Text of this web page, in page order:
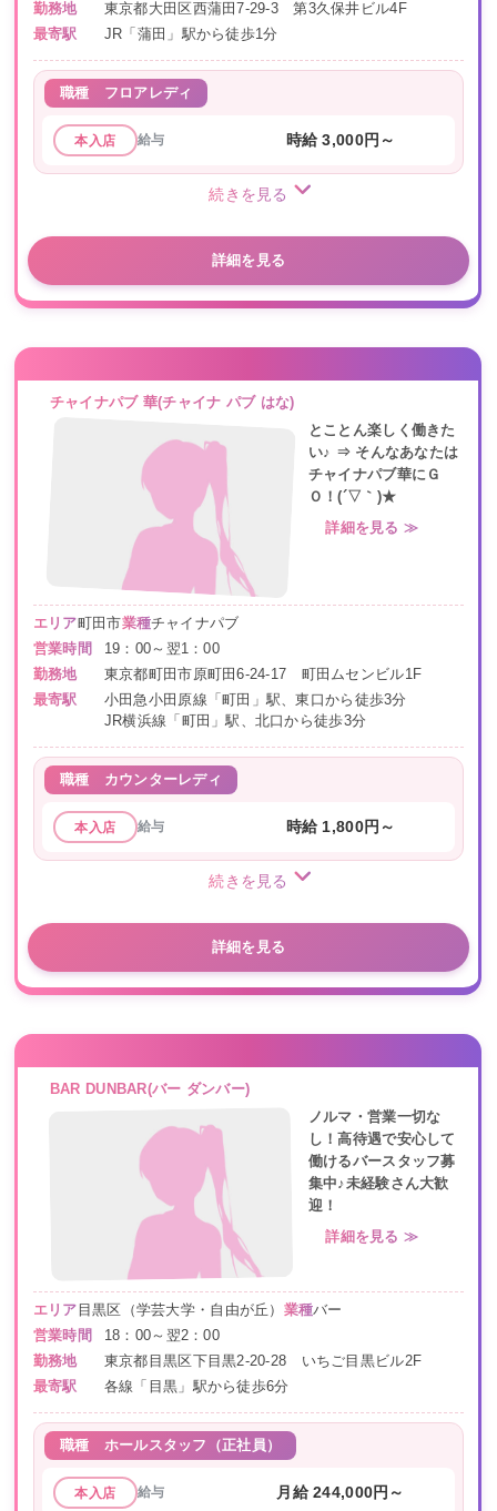
勤務地
東京都大田区西蒲田7-29-3 第3久保井ビル4F
最寄駅
JR「蒲田」駅から徒歩1分
職種 フロアレディ
本入店 給与 時給 3,000円～
続きを見る
詳細を見る
チャイナパブ 華(チャイナ パブ はな)
とことん楽しく働きた
い♪ ⇒ そんなあなたは
チャイナパブ華にＧ
Ｏ！(´▽｀)★
詳細を見る ≫
エリア 町田市業種チャイナパブ
営業時間
19：00～翌1：00
勤務地
東京都町田市原町田6-24-17 町田ムセンビル1F
最寄駅
小田急小田原線「町田」駅、東口から徒歩3分
JR横浜線「町田」駅、北口から徒歩3分
職種 カウンターレディ
本入店 給与 時給 1,800円～
続きを見る
詳細を見る
BAR DUNBAR(バー ダンバー)
ノルマ・営業一切な
し！高待遇で安心して
働けるバースタッフ募
集中♪未経験さん大歓
迎！
詳細を見る ≫
エリア 目黒区（学芸大学・自由が丘） 業種バー
営業時間
18：00～翌2：00
勤務地
東京都目黒区下目黒2-20-28 いちご目黒ビル2F
最寄駅
各線「目黒」駅から徒歩6分
職種 ホールスタッフ（正社員）
本入店 給与 月給 244,000円～